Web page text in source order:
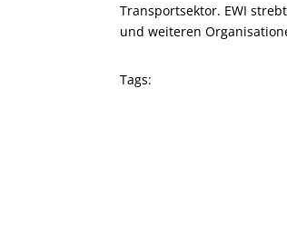
Transportsektor. EWI
und weiteren
Tags: